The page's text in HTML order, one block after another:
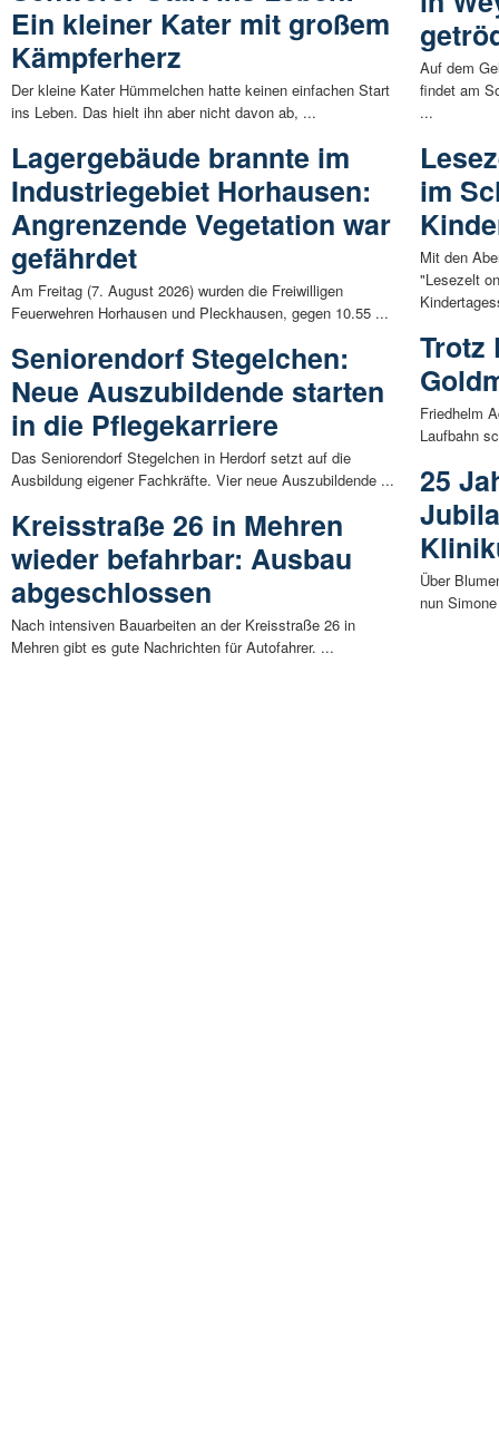
Ein kleiner Kater mit großem
Kämpferherz
Der kleine Kater Hümmelchen hatte keinen einfachen Start
ins Leben. Das hielt ihn aber nicht davon ab, ...
Lagergebäude brannte im
Industriegebiet Horhausen:
Angrenzende Vegetation war
gefährdet
Am Freitag (7. August 2026) wurden die Freiwilligen
Feuerwehren Horhausen und Pleckhausen, gegen 10.55 ...
Seniorendorf Stegelchen:
Neue Auszubildende starten
in die Pflegekarriere
Das Seniorendorf Stegelchen in Herdorf setzt auf die
Ausbildung eigener Fachkräfte. Vier neue Auszubildende ...
Kreisstraße 26 in Mehren
wieder befahrbar: Ausbau
abgeschlossen
Nach intensiven Bauarbeiten an der Kreisstraße 26 in
Mehren gibt es gute Nachrichten für Autofahrer. ...
Auf dem
findet am
...
im
Mit den
"Lesezelt
Trotz
Friedhelm
Laufbahn
25
Über
nun